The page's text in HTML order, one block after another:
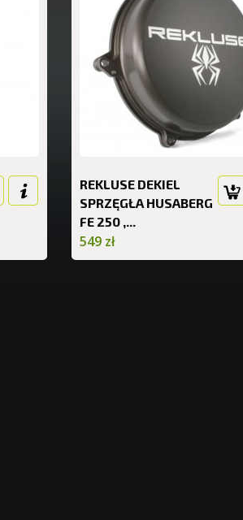
REKLUSE DEKIEL
SPRZĘGŁA HUSABERG
FE 250 ,...
549 zł